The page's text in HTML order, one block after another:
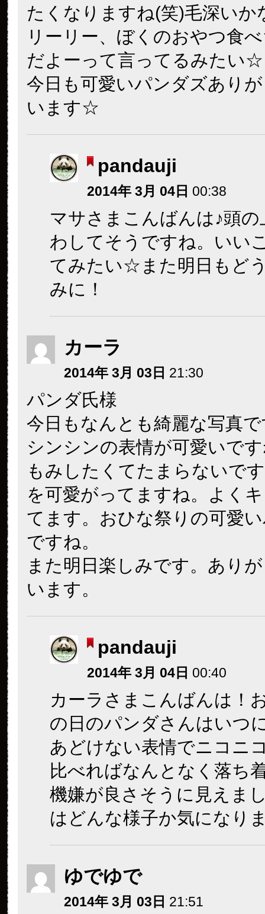
たくなりますね(笑)毛深い
リーリー、ぼくのおやつ食
だよーって言ってるみたい☆
今日も可愛いパンダズあり
います☆
pandauji
2014年 3月 04日 00:38
マサさまこんばんは♪頭
わしてそうですね。いい
てみたい☆また明日もど
みに！
カーラ
2014年 3月 03日 21:30
パンダ氏様
今日もなんとも綺麗な写真
シンシンの表情が可愛いで
もみしたくてたまらないで
を可愛がってますね。よく
てます。おひな祭りの可愛
ですね。
また明日楽しみです。あり
います。
pandauji
2014年 3月 04日 00:40
カーラさまこんばんは！
の日のパンダさんはいつ
あどけない表情でニコニ
比べればなんとなく落ち
機嫌が良さそうに見えま
はどんな様子か気になり
ゆでゆで
2014年 3月 03日 21:51